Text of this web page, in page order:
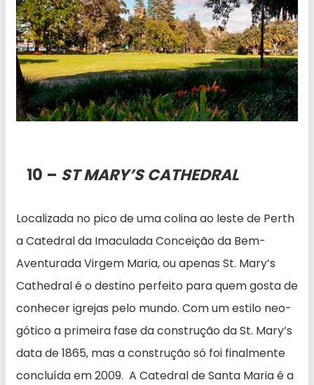
10 – ST MARY’S CATHEDRAL
Localizada no pico de uma colina ao leste de Perth
a Catedral da Imaculada Conceição da Bem-
Aventurada Virgem Maria, ou apenas St. Mary’s
Cathedral é o destino perfeito para quem gosta de
conhecer igrejas pelo mundo. Com um estilo neo-
gótico a primeira fase da construção da St. Mary’s
data de 1865, mas a construção só foi finalmente
concluída em 2009. A Catedral de Santa Maria é a